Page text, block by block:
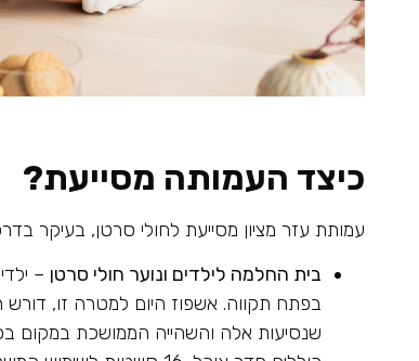
כיצד העמותה מסייעת?
עמותת עזר מציון מסייעת לחולי סרטן, בעיקר
בית החלמה לילדים ונוער חולי סרטן –
בפתח תקווה. אשפוז היום למטרה זו, דורש
שנסיעות אלה והשהייה הממושכת במקום